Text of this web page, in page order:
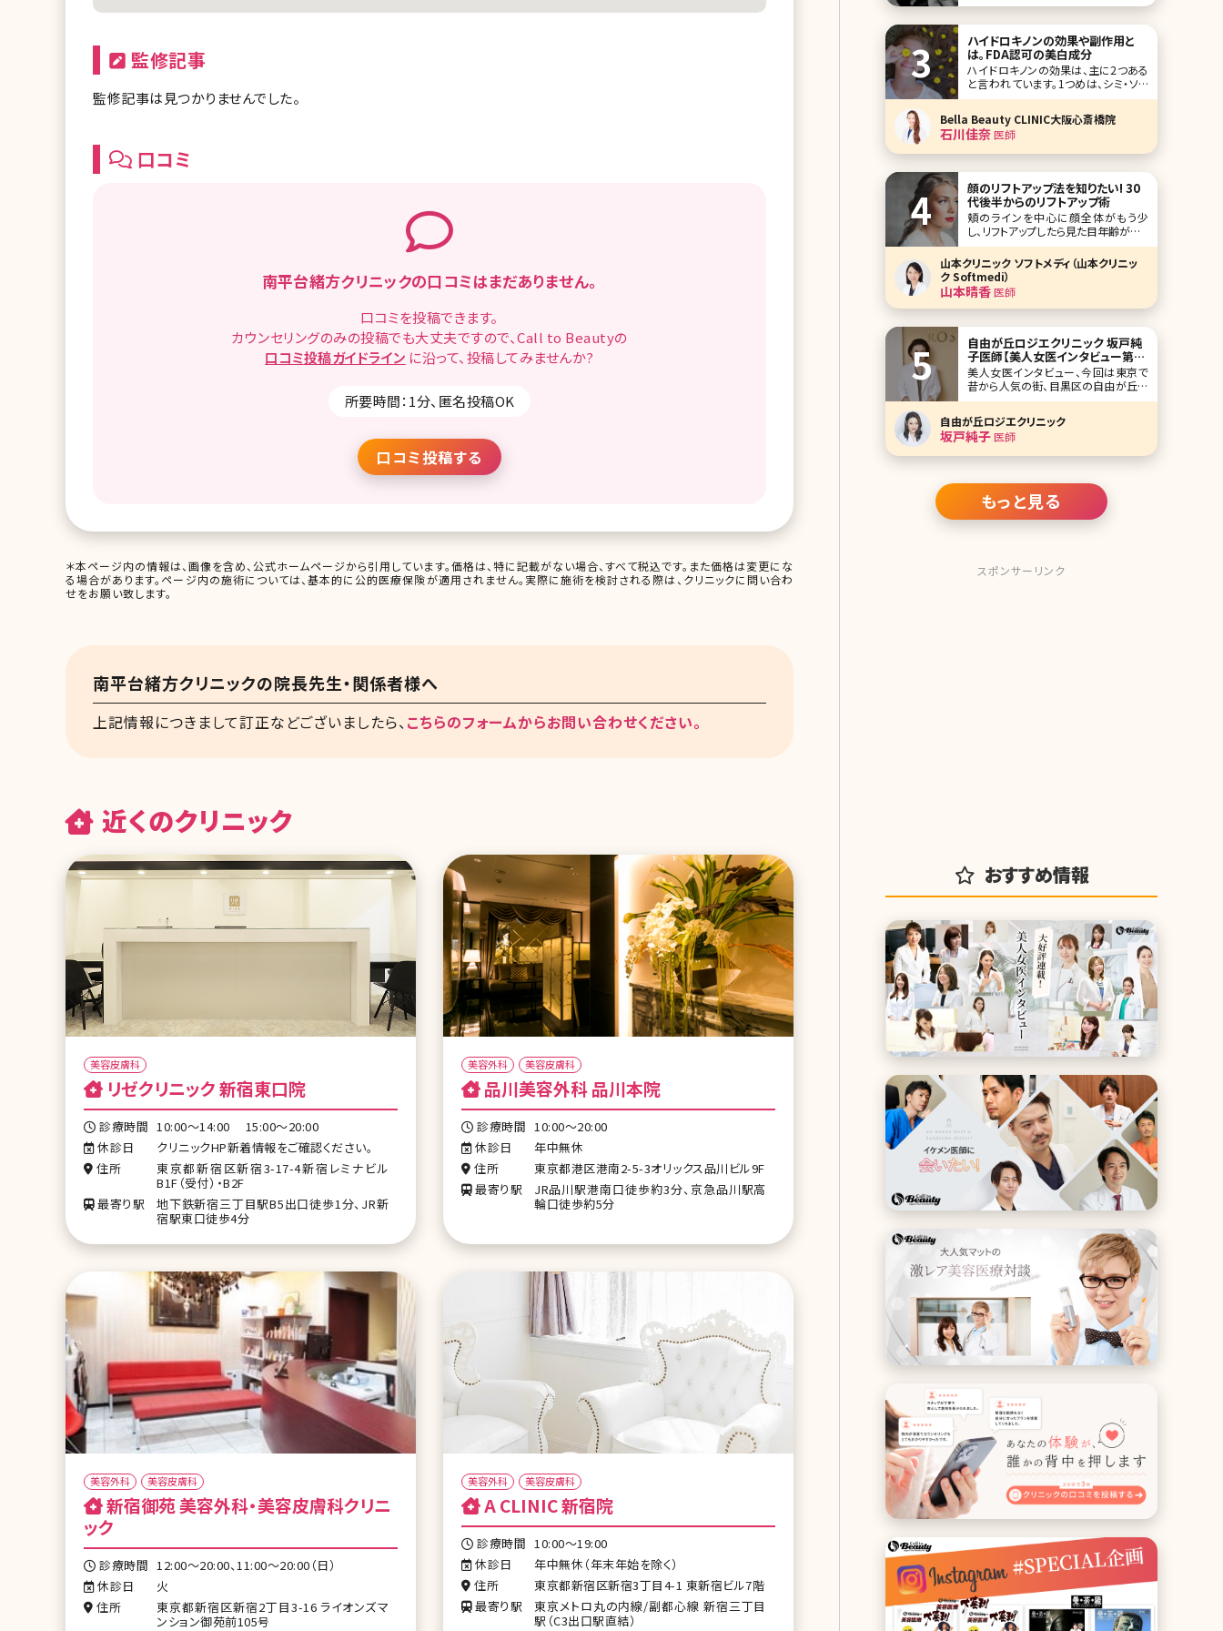
監修記事
監修記事は見つかりませんでした。
口コミ
南平台緒方クリニックの口コミはまだありません。
口コミを投稿できます。
カウンセリングのみの投稿でも大丈夫ですので、Call to Beautyの
口コミ投稿ガイドライン に沿って、 投稿してみませんか?
所要時間：1分、匿名投稿OK
口コミ投稿する
＊本ページ内の情報は、画像を含め、公式ホームページから引用しています。価格は、特に記載がない場合、すべて税込です。また価格は変更にな
る場合があります。ページ内の施術については、基本的に公的医療保険が適用されません。実際に施術を検討される際は、クリニックに問い合わ
せをお願い致します。
南平台緒方クリニックの院長先生・関係者様へ
上記情報につきまして訂正などございましたら、こちらのフォームからお問い合わせください。
近くのクリニック
美容皮膚科
リゼクリニック 新宿東口院
診療時間 10:00～14:00 15:00～20:00
休診日
クリニックHP新着情報をご確認ください。
住所
東京都新宿区新宿3-17-4新宿レミナビル
B1F（受付）・B2F
最寄り駅
地下鉄新宿三丁目駅B5出口徒歩1分、JR新
宿駅東口徒歩4分
美容外科 美容皮膚科
品川美容外科 品川本院
診療時間 10:00～20:00
休診日
年中無休
住所
東京都港区港南2-5-3オリックス品川ビル9F
最寄り駅
JR品川駅港南口徒歩約3分、京急品川駅高
輪口徒歩約5分
美容外科 美容皮膚科
ック
診療時間 12:00～20:00、11:00～20:00（日）
休診日
火
住所
東京都新宿区新宿2丁目3-16 ライオンズマ
ンション御苑前105号
美容外科 美容皮膚科
A CLINIC 新宿院
診療時間 10:00～19:00
休診日
年中無休（年末年始を除く）
住所
東京都新宿区新宿3丁目4-1 東新宿ビル7階
最寄り駅
東京メトロ丸の内線/副都心線 新宿三丁目
駅（C3出口駅直結）
ら選ばれているワキガ手術がミラドライ
ポクリン腺を除去することでしか根本
的な解決にはなら
ハイドロキノンの効果や副作用と
は。FDA認可の美白成分
ハイドロキノンの効果は、主に2つある
と言われています。1つめは、シミ・ソバ
カスを薄くする効果が期待できること。
2つめは、シミ・ソバカスの原因となるメ
ラニン色素の合成を抑える働きがある
ことです。これら2つの効果について詳
しく説明するために、ま
Bella Beauty CLINIC大阪心斎橋院
石川佳奈医師
顔のリフトアップ法を知りたい! 30
代後半からのリフトアップ術
頬のラインを中心に顔全体がもう少
し、リフトアップしたら見た目年齢がぐん
と若返るのに……。鏡を見ていて、そん
な風に思ったことはありませんか?エイ
ジングサインの中でもコスメやサプリメ
ントなどで解消しにくい、たるみ。しかし
現在では、さまざまな方法でたるみに
アプローチできるようになっています。
ここで最新の
山本クリニック ソフトメディ（山本クリニッ
ク Softmedi）
山本晴香医師
自由が丘ロジエクリニック 坂戸純
子医師【美人女医インタビュー第二
十一回】
美人女医インタビュー、今回は東京で
昔から人気の街、目黒区の自由が丘に
ある自由が丘ロジエクリニックの坂戸
純子院長です。 大学は建築学科に入
り、そこから医学部を受け直したという
珍しい経歴。美容医療に対する並々な
らぬ熱い思いを語ってくれました。 ご自
クライフバランス
自由が丘ロジエクリニック
坂戸純子医師
もっと見る
スポンサーリンク
おすすめ情報